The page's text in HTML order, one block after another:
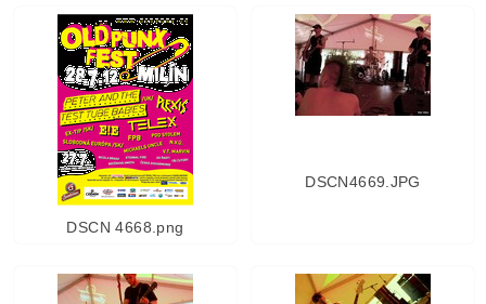
DSCN 4668.png
DSCN4669.JPG